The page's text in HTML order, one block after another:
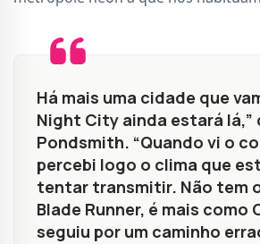
Há mais uma cidade que
Night City ainda estará lá,”
Pondsmith. “Quando vi o
percebi logo o clima que
tentar transmitir. Não tem
Blade Runner, é mais como
seguiu por um caminho